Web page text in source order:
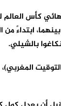
يتأهل بدوره لنصف
التي جمعت بينهما،
الأربعاء المقبل